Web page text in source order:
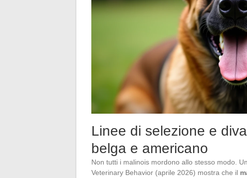
Linee di selezione e
belga e americano
Non tutti i malinois mordono allo stesso modo.
Veterinary Behavior (aprile 2026) mostra che il